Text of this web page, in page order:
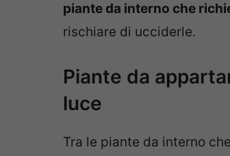
piante da interno che
rischiare di ucciderle.
Piante da
luce
Tra le piante da interno